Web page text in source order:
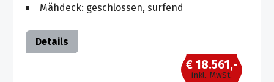
Mähdeck: geschlossen, surfend
Details
€ 18.561,-
inkl. MwSt.